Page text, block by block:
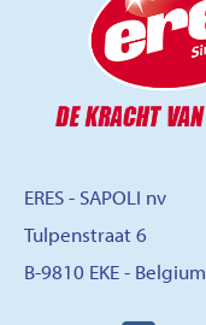
ERES - SAPOLI nv
Tulpenstraat 6
B-9810 EKE - Belgium